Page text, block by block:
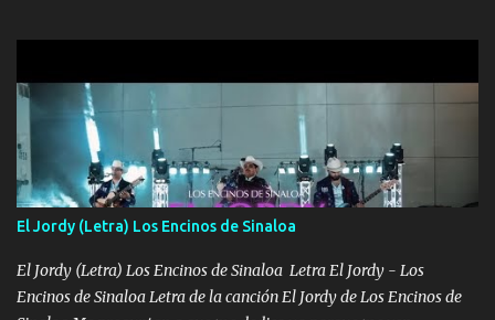
quiso, él tiempo sigue pasando y nunca te olvidaremos, aquí
seguiré esperando hasta volvernos a vernos El recuerdo que yo
tengo de mi mente no se va, en mi corazón me llevo lo mismo que
tu papá, a veces me pongo triste porque no puedo mirarte, mas se
que tu me escuchas porque tu eres mi gran ángel, El desespero me
llega para reunirme contigo, tu iluminas mi sendero por siempre
serás mi niño, del amor que yo te tengo es co...
El Jordy (Letra) Los Encinos de Sinaloa
El Jordy (Letra) Los Encinos de Sinaloa Letra El Jordy - Los
Encinos de Sinaloa Letra de la canción El Jordy de Los Encinos de